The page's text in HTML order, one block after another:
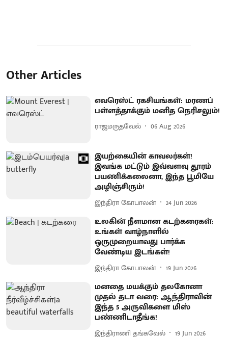
Other Articles
எவரெஸ்ட் ரகசியங்கள்: மரணப்
பள்ளத்தாக்கும் மனித நெரிசலும்!
ராஜமருதவேல் 06 Aug 2026
இயற்கையின் காவலர்கள்!
இவங்க மட்டும் இவ்வளவு தூரம்
பயணிக்கலைனா, இந்த பூமியே
அழிஞ்சிரும்!
இந்திரா கோபாலன் 24 Jun 2026
உலகின் நீளமான கடற்கரைகள்:
உங்கள் வாழ்நாளில்
ஒருமுறையாவது பார்க்க
வேண்டிய இடங்கள்!
இந்திரா கோபாலன் 19 Jun 2026
மனதை மயக்கும் தலகோனா
முதல் தடா வரை: ஆந்திராவின்
இந்த 5 அருவிகளை மிஸ்
பண்ணிடாதீங்க!
இந்திராணி தங்கவேல் 19 Jun 2026